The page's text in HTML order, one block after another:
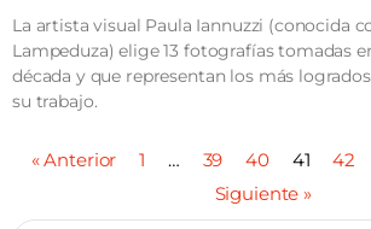
La artista visual Paula Iannuzzi (conocida
Lampeduza) elige 13 fotografías tomadas
década y que representan los más
su trabajo.
« Anterior 1 … 39 40 41 42
Siguiente »